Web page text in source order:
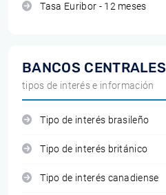
Tasa Euribor - 12 meses
BANCOS CENTRALES
tipos de interés e información
Tipo de interés brasileño
Tipo de interés británico
Tipo de interés canadiense